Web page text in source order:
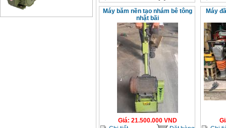
Máy băm nền tạo nhám bê tông
nhật bãi
Giá: 21.500.000 VND
Máy